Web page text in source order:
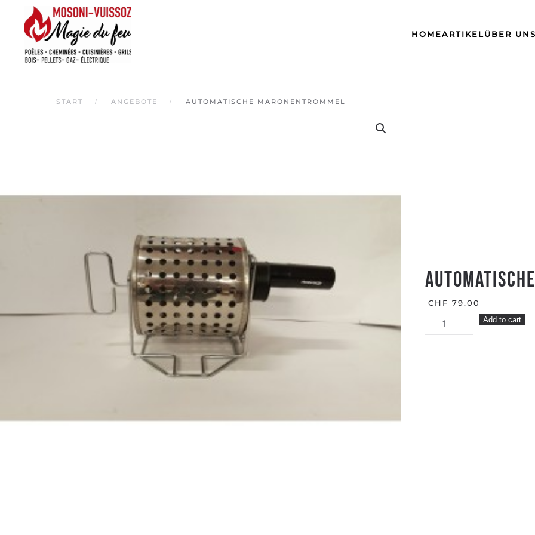
Skip
main
HOMEARTIKELÜBER UNS
START ANGEBOTE AUTOMATISCHE MARONENTROMMEL
CHF 79.00
AUTOMATISCHE
MARONENTROMMEL
Add to cart